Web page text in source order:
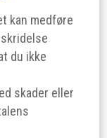
kan medføre
du ikke
skader eller